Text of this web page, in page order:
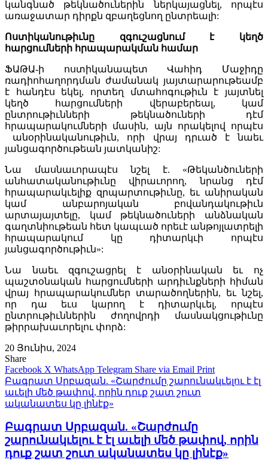
կանգնած թեկնածուներին ներկայացնել, որպէս
առաջատար դիրքն զբաղեցնող ընտրեալի:
Ոստիկանութիւնը զգուշացնում է կեղծ
հարցումների հրապարակման համար
ՖԱԹԱ-ի ոստիկանապետ Վահիդ Մաջիդը
ռադիոհաղորդման ժամանակ յայտարարութեամբ
է հանդէս եկել, որտեղ մտահոգութիւն է յայտնել
կեղծ հարցումների վերաբերեալ, կամ
ընտրութիւնների թեկնածուների դէմ
հրապարակումների մասին, այն որակելով որպէս
անօրինականութիւն, որի վրայ դրւած է նաեւ
յանցագործութեան յատկանիշ:
Նա մասնաւորապէս նշել է. «Թեկանծուների
անհատականութիւնը վիրաւորող, նրանց դէմ
հրապարակւելիք զրպարտութիւնը, եւ անիրական
կամ անբարոյական բովանդակութիւն
արտայայտելը, կամ թեկնածուների անձնական
գաղտնիութեան հետ կապւած որեւէ անթոյլատրելի
հրապարակում կը դիտարկւի որպէս
յանցագործութիւն»:
Նա նաեւ զգուշացրել է անօրինական եւ ոչ
պաշտօնական հարցումների արդիւնքների հիման
վրայ հրապարակումներ տարածողներին, եւ նշել,
որ դա եւս կարող է դիտարկւել, որպէս
ընտրութիւններին ժողովրդի մասնակցութիւնը
թիրրախաւորելու փորձ:
20 Յունիս, 2024
Share
Facebook X WhatsApp Telegram Share via Email Print
Բագրատ Սրբազան. «Շարժումը շարունակւելու է էլ
աւելի մեծ թափով, որին դուք շատ շուտ
ականատես կը լինէք»
Բագրատ Սրբազան. «Շարժումը
շարունակւելու է էլ աւելի մեծ թափով, որին
դուք շատ շուտ ականատես կը լինէք»